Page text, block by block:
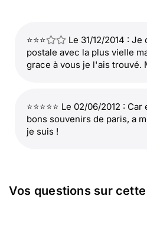
⭐⭐⭐
Le 31/12/2014 :
postale avec la plus vielle
grace à vous je l'ais trouvé.
⭐⭐⭐⭐⭐ Le 02/06/2012 :
bons souvenirs de paris, a
je suis !
Vos questions sur